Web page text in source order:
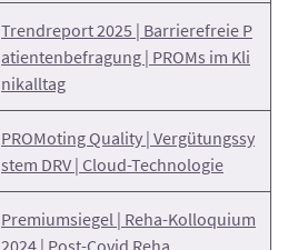
Trendreport 2025 | Barrierefreie P
atientenbefragung | PROMs im Kli
nikalltag
PROMoting Quality | Vergütungssy
stem DRV | Cloud-Technologie
Premiumsiegel | Reha-Kolloquium
2024 | Post-Covid Reha